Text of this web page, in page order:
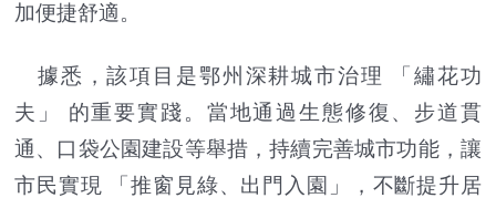
加便捷舒適。
據悉，該項目是鄂州深耕城市治理 「繡花功
夫」 的重要實踐。當地通過生態修復、步道貫
通、口袋公園建設等舉措，持續完善城市功能，讓
市民實現 「推窗見綠、出門入園」，不斷提升居